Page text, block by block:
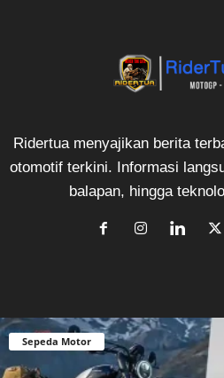
Ridertua menyajikan berita
otomotif terkini. Informasi
balapan, hingga
Sepeda Motor